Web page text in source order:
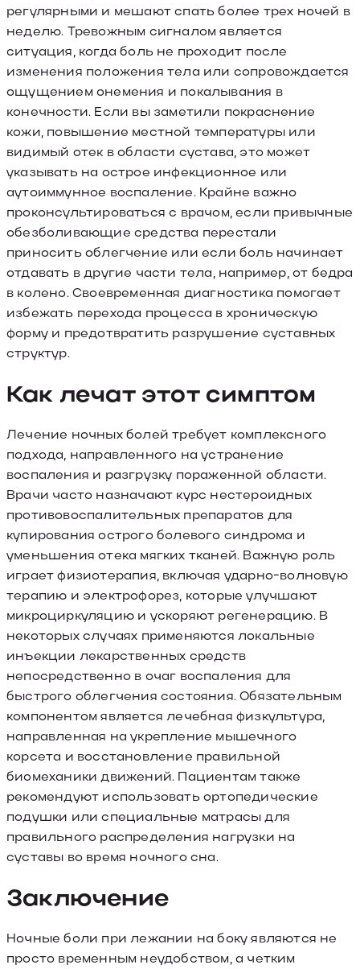
регулярными и мешают спать более трех ночей в
неделю. Тревожным сигналом является
ситуация, когда боль не проходит после
изменения положения тела или сопровождается
ощущением онемения и покалывания в
конечности. Если вы заметили покраснение
кожи, повышение местной температуры или
видимый отек в области сустава, это может
указывать на острое инфекционное или
аутоиммунное воспаление. Крайне важно
проконсультироваться с врачом, если привычные
обезболивающие средства перестали
приносить облегчение или если боль начинает
отдавать в другие части тела, например, от бедра
в колено. Своевременная диагностика помогает
избежать перехода процесса в хроническую
форму и предотвратить разрушение суставных
структур.
Как лечат этот симптом
Лечение ночных болей требует комплексного
подхода, направленного на устранение
воспаления и разгрузку пораженной области.
Врачи часто назначают курс нестероидных
противовоспалительных препаратов для
купирования острого болевого синдрома и
уменьшения отека мягких тканей. Важную роль
играет физиотерапия, включая ударно-волновую
терапию и электрофорез, которые улучшают
микроциркуляцию и ускоряют регенерацию. В
некоторых случаях применяются локальные
инъекции лекарственных средств
непосредственно в очаг воспаления для
быстрого облегчения состояния. Обязательным
компонентом является лечебная физкультура,
направленная на укрепление мышечного
корсета и восстановление правильной
биомеханики движений. Пациентам также
рекомендуют использовать ортопедические
подушки или специальные матрасы для
правильного распределения нагрузки на
суставы во время ночного сна.
Заключение
Ночные боли при лежании на боку являются не
просто временным неудобством, а четким